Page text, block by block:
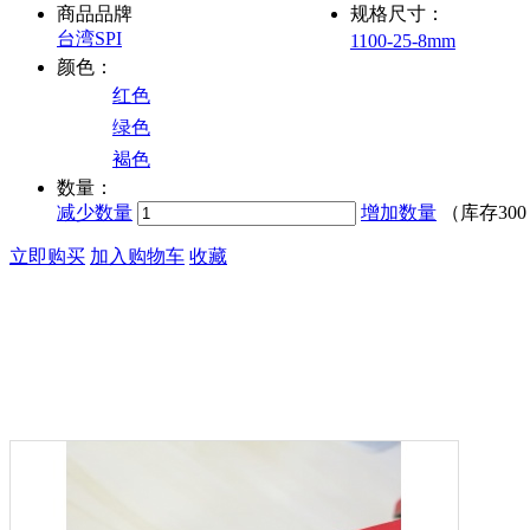
商品品牌
台湾SPI
规格尺寸：
1100-25-8mm
颜色：
红色
绿色
褐色
数量：
减少数量
增加数量 （库存300
立即购买 加入购物车 收藏